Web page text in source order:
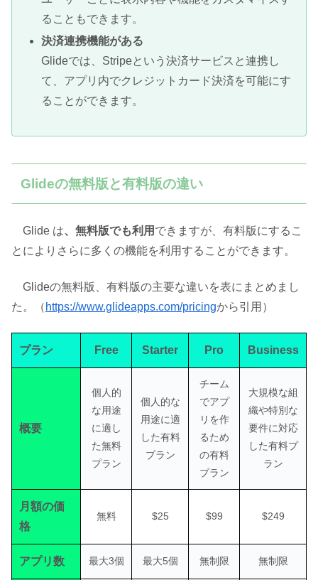
ることもできます。
決済連携機能がある
Glideでは、Stripeという決済サービスと連携し
て、アプリ内でクレジットカード決済を可能にす
ることができます。
Glideの無料版と有料版の違い
Glide は、無料版でも利用 できますが、有料版にするこ
とによりさらに多くの機能を利用することができます。
Glideの無料版、有料版の主要な違いを表にまとめまし
た。（ https://www.glideapps.com/pricingから引用）
プラン Free Starter Pro Business
概要
個人的
な用途
に適し
た無料
プラン
個人的な
用途に適
した有料
プラン
チーム
でアプ
リを作
るため
の有料
プラン
大規模な組
織や特別な
要件に対応
した有料プ
ラン
月額の価
格
無料 $25 $99 $249
アプリ数 最大3個 最大5個 無制限 無制限